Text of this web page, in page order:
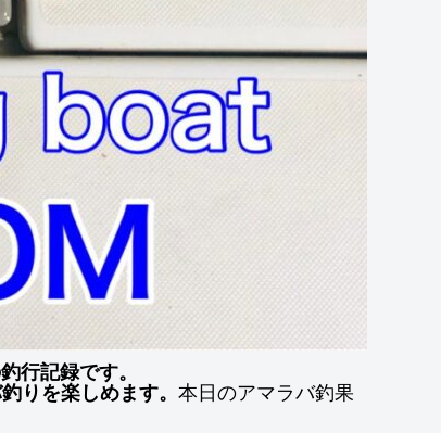
行記録です。
りを楽しめます。 本日のアマラバ釣果